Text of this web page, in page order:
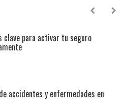
clave para activar tu seguro
accidentes y enfermedades en